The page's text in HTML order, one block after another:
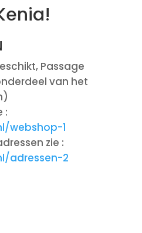
Passage
van het
:
webshop-1
zie :
adressen-2